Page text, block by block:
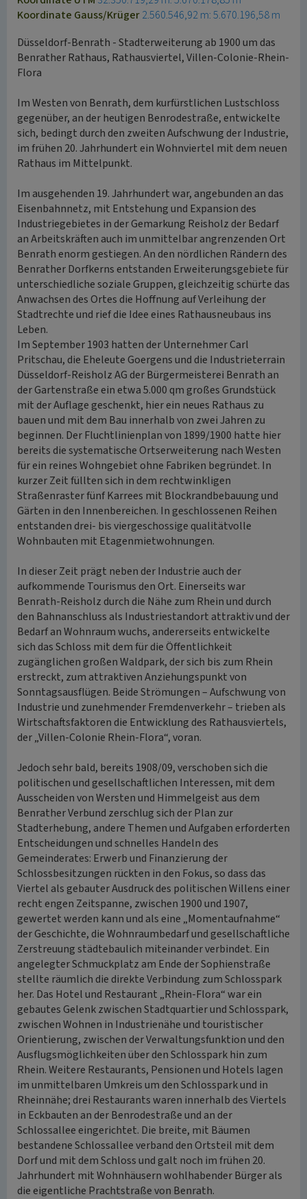
Koordinate Gauss/Krüger2.560.546,92 m: 5.670.196,58 m
Düsseldorf-Benrath - Stadterweiterung ab 1900 um das
Benrather Rathaus, Rathausviertel, Villen-Colonie-Rhein-
Flora
Im Westen von Benrath, dem kurfürstlichen Lustschloss
gegenüber, an der heutigen Benrodestraße, entwickelte
sich, bedingt durch den zweiten Aufschwung der Industrie,
im frühen 20. Jahrhundert ein Wohnviertel mit dem neuen
Rathaus im Mittelpunkt.
Im ausgehenden 19. Jahrhundert war, angebunden an das
Eisenbahnnetz, mit Entstehung und Expansion des
Industriegebietes in der Gemarkung Reisholz der Bedarf
an Arbeitskräften auch im unmittelbar angrenzenden Ort
Benrath enorm gestiegen. An den nördlichen Rändern des
Benrather Dorfkerns entstanden Erweiterungsgebiete für
unterschiedliche soziale Gruppen, gleichzeitig schürte das
Anwachsen des Ortes die Hoffnung auf Verleihung der
Stadtrechte und rief die Idee eines Rathausneubaus ins
Leben.
Im September 1903 hatten der Unternehmer Carl
Pritschau, die Eheleute Goergens und die Industrieterrain
Düsseldorf-Reisholz AG der Bürgermeisterei Benrath an
der Gartenstraße ein etwa 5.000 qm großes Grundstück
mit der Auflage geschenkt, hier ein neues Rathaus zu
bauen und mit dem Bau innerhalb von zwei Jahren zu
beginnen. Der Fluchtlinienplan von 1899/1900 hatte hier
bereits die systematische Ortserweiterung nach Westen
für ein reines Wohngebiet ohne Fabriken begründet. In
kurzer Zeit füllten sich in dem rechtwinkligen
Straßenraster fünf Karrees mit Blockrandbebauung und
Gärten in den Innenbereichen. In geschlossenen Reihen
entstanden drei- bis viergeschossige qualitätvolle
Wohnbauten mit Etagenmietwohnungen.
In dieser Zeit prägt neben der Industrie auch der
aufkommende Tourismus den Ort. Einerseits war
Benrath-Reisholz durch die Nähe zum Rhein und durch
den Bahnanschluss als Industriestandort attraktiv und der
Bedarf an Wohnraum wuchs, andererseits entwickelte
sich das Schloss mit dem für die Öffentlichkeit
zugänglichen großen Waldpark, der sich bis zum Rhein
erstreckt, zum attraktiven Anziehungspunkt von
Sonntagsausflügen. Beide Strömungen – Aufschwung von
Industrie und zunehmender Fremdenverkehr – trieben als
Wirtschaftsfaktoren die Entwicklung des Rathausviertels,
der „Villen-Colonie Rhein-Flora“, voran.
Jedoch sehr bald, bereits 1908/09, verschoben sich die
politischen und gesellschaftlichen Interessen, mit dem
Ausscheiden von Wersten und Himmelgeist aus dem
Benrather Verbund zerschlug sich der Plan zur
Stadterhebung, andere Themen und Aufgaben erforderten
Entscheidungen und schnelles Handeln des
Gemeinderates: Erwerb und Finanzierung der
Schlossbesitzungen rückten in den Fokus, so dass das
Viertel als gebauter Ausdruck des politischen Willens einer
recht engen Zeitspanne, zwischen 1900 und 1907,
gewertet werden kann und als eine „Momentaufnahme“
der Geschichte, die Wohnraumbedarf und gesellschaftliche
Zerstreuung städtebaulich miteinander verbindet. Ein
angelegter Schmuckplatz am Ende der Sophienstraße
stellte räumlich die direkte Verbindung zum Schlosspark
her. Das Hotel und Restaurant „Rhein-Flora“ war ein
gebautes Gelenk zwischen Stadtquartier und Schlosspark,
zwischen Wohnen in Industrienähe und touristischer
Orientierung, zwischen der Verwaltungsfunktion und den
Ausflugsmöglichkeiten über den Schlosspark hin zum
Rhein. Weitere Restaurants, Pensionen und Hotels lagen
im unmittelbaren Umkreis um den Schlosspark und in
Rheinnähe; drei Restaurants waren innerhalb des Viertels
in Eckbauten an der Benrodestraße und an der
Schlossallee eingerichtet. Die breite, mit Bäumen
bestandene Schlossallee verband den Ortsteil mit dem
Dorf und mit dem Schloss und galt noch im frühen 20.
Jahrhundert mit Wohnhäusern wohlhabender Bürger als
die eigentliche Prachtstraße von Benrath.